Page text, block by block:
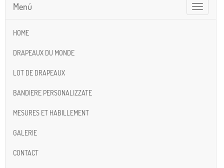
Toggle
navigation
Menú
HOME
DRAPEAUX DU MONDE
LOT DE DRAPEAUX
BANDIERE PERSONALIZZATE
MESURES ET HABILLEMENT
GALERIE
CONTACT